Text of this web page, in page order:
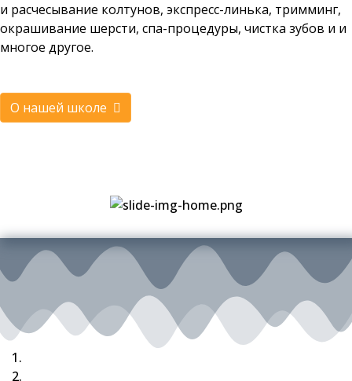
и расчесывание колтунов, экспресс-линька, тримминг,
окрашивание шерсти, спа-процедуры, чистка зубов и и
многое другое.
О нашей школе